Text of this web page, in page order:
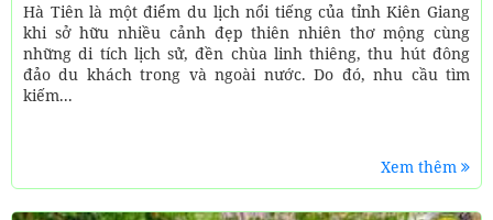
Hà Tiên là một điểm du lịch nổi tiếng của tỉnh Kiên Giang
khi sở hữu nhiều cảnh đẹp thiên nhiên thơ mộng cùng
những di tích lịch sử, đền chùa linh thiêng, thu hút đông
đảo du khách trong và ngoài nước. Do đó, nhu cầu tìm
kiếm...
Xem thêm